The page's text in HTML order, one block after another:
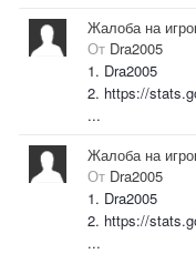
Жалоба на
От Dra2005
1. Dra2005
2. https://
...
Жалоба на
От Dra2005
1. Dra2005
2. https://
...